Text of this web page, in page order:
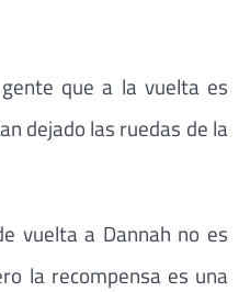
que a la vuelta es
dejado las ruedas de la
vuelta a Dannah no es
la recompensa es una